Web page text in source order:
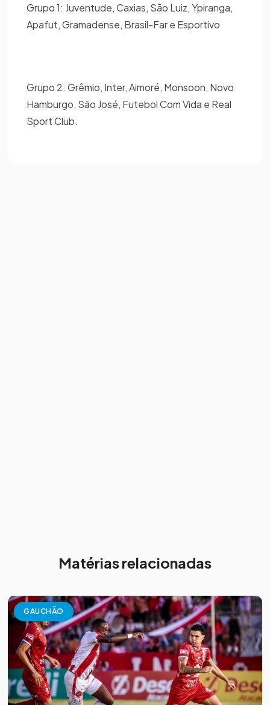
Grupo 1: Juventude, Caxias, São Luiz, Ypiranga,
Apafut, Gramadense, Brasil-Far e Esportivo
Grupo 2: Grêmio, Inter, Aimoré, Monsoon, Novo
Hamburgo, São José, Futebol Com Vida e Real
Sport Club.
Matérias relacionadas
GAUCHÃO